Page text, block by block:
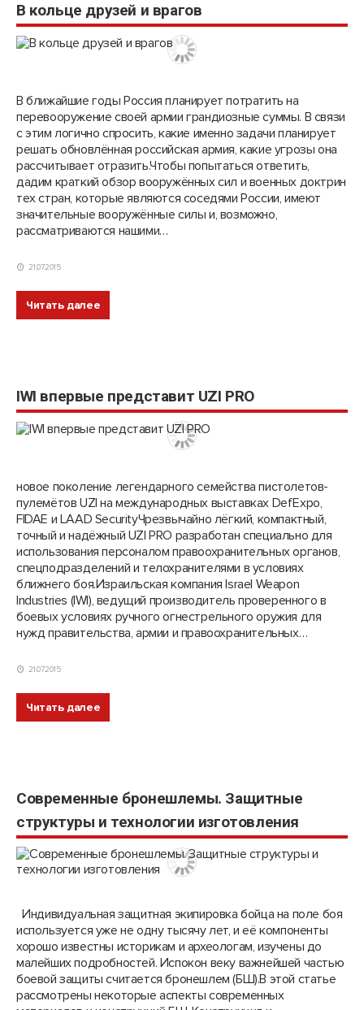
В кольце друзей и врагов
В ближайшие годы Россия планирует потратить на
перевооружение своей армии грандиозные суммы. В связи
с этим логично спросить, какие именно задачи планирует
решать обновлённая российская армия, какие угрозы она
рассчитывает отразить.Чтобы попытаться ответить,
дадим краткий обзор вооружённых сил и военных доктрин
тех стран, которые являются соседями России, имеют
значительные вооружённые силы и, возможно,
рассматриваются нашими…
21.07.2015
Читать далее
IWI впервые представит UZI PRO
новое поколение легендарного семейства пистолетов-
пулемётов UZI на международных выставках DefExpo,
FIDAE и LAAD SecurityЧрезвычайно лёгкий, компактный,
точный и надёжный UZI PRO разработан специально для
использования персоналом правоохранительных органов,
спецподразделений и телохранителями в условиях
ближнего боя.Израильская компания Israel Weapon
Industries (IWI), ведущий производитель проверенного в
боевых условиях ручного огнестрельного оружия для
нужд правительства, армии и правоохранительных…
21.07.2015
Читать далее
Современные бронешлемы. Защитные
структуры и технологии изготовления
Индивидуальная защитная экипировка бойца на поле боя
используется уже не одну тысячу лет, и её компоненты
хорошо известны историкам и археологам, изучены до
малейших подробностей. Испокон веку важнейшей частью
боевой защиты считается бронешлем (БШ).В этой статье
рассмотрены некоторые аспекты современных